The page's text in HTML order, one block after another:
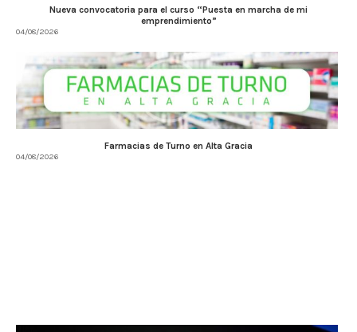
Nueva convocatoria para el curso “Puesta en marcha de mi
emprendimiento”
04/08/2026
Farmacias de Turno en Alta Gracia
04/08/2026